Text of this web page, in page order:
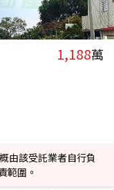
1,188萬
由該受託業者自行負
範圍。